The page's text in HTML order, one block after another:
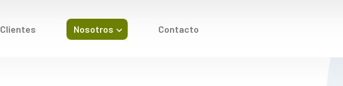
Clientes Nosotros Contacto